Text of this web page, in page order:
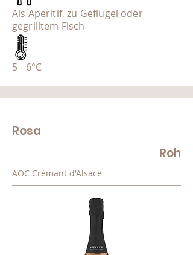
Als Aperitif, zu Geflügel oder
gegrilltem Fisch
5 - 6°C
Rosa
Roh
AOC Crémant d'Alsace